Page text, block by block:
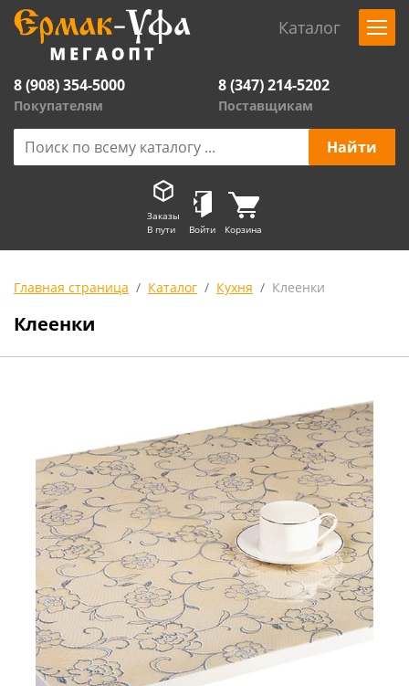
Каталог
8 (908) 354-5000
Покупателям
8 (347) 214-5202
Поставщикам
Заказы
В пути
Войти Корзина
Главная страница Каталог Кухня Клеенки
Клеенки